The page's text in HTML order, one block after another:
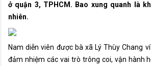
ở quận 3, TPHCM. Bao xung quanh là
nhiên.
Nam diễn viên được bà xã Lý Thùy Chang
đảm nhiệm các vai trò trông coi, vận hành